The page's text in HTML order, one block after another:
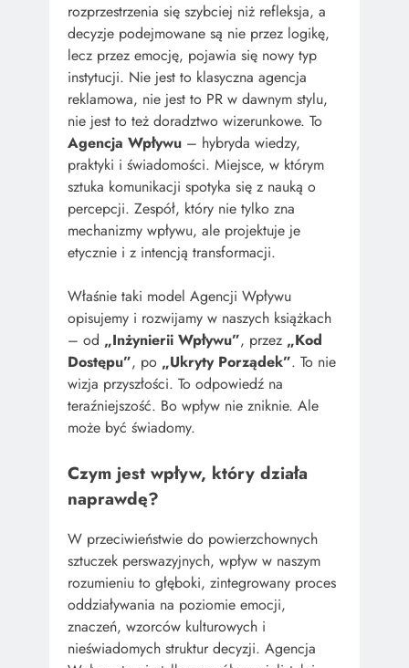
rozprzestrzenia się szybciej niż refleksja, a
decyzje podejmowane są nie przez logikę,
lecz przez emocję, pojawia się nowy typ
instytucji. Nie jest to klasyczna agencja
reklamowa, nie jest to PR w dawnym stylu,
nie jest to też doradztwo wizerunkowe. To
Agencja Wpływu – hybryda wiedzy,
praktyki i świadomości. Miejsce, w którym
sztuka komunikacji spotyka się z nauką o
percepcji. Zespół, który nie tylko zna
mechanizmy wpływu, ale projektuje je
etycznie i z intencją transformacji.
Właśnie taki model Agencji Wpływu
opisujemy i rozwijamy w naszych książkach
– od „Inżynierii Wpływu”, przez „Kod
Dostępu”, po „Ukryty Porządek”. To nie
wizja przyszłości. To odpowiedź na
teraźniejszość. Bo wpływ nie zniknie. Ale
może być świadomy.
Czym jest wpływ, który działa
naprawdę?
W przeciwieństwie do powierzchownych
sztuczek perswazyjnych, wpływ w naszym
rozumieniu to głęboki, zintegrowany proces
oddziaływania na poziomie emocji,
znaczeń, wzorców kulturowych i
nieświadomych struktur decyzji. Agencja